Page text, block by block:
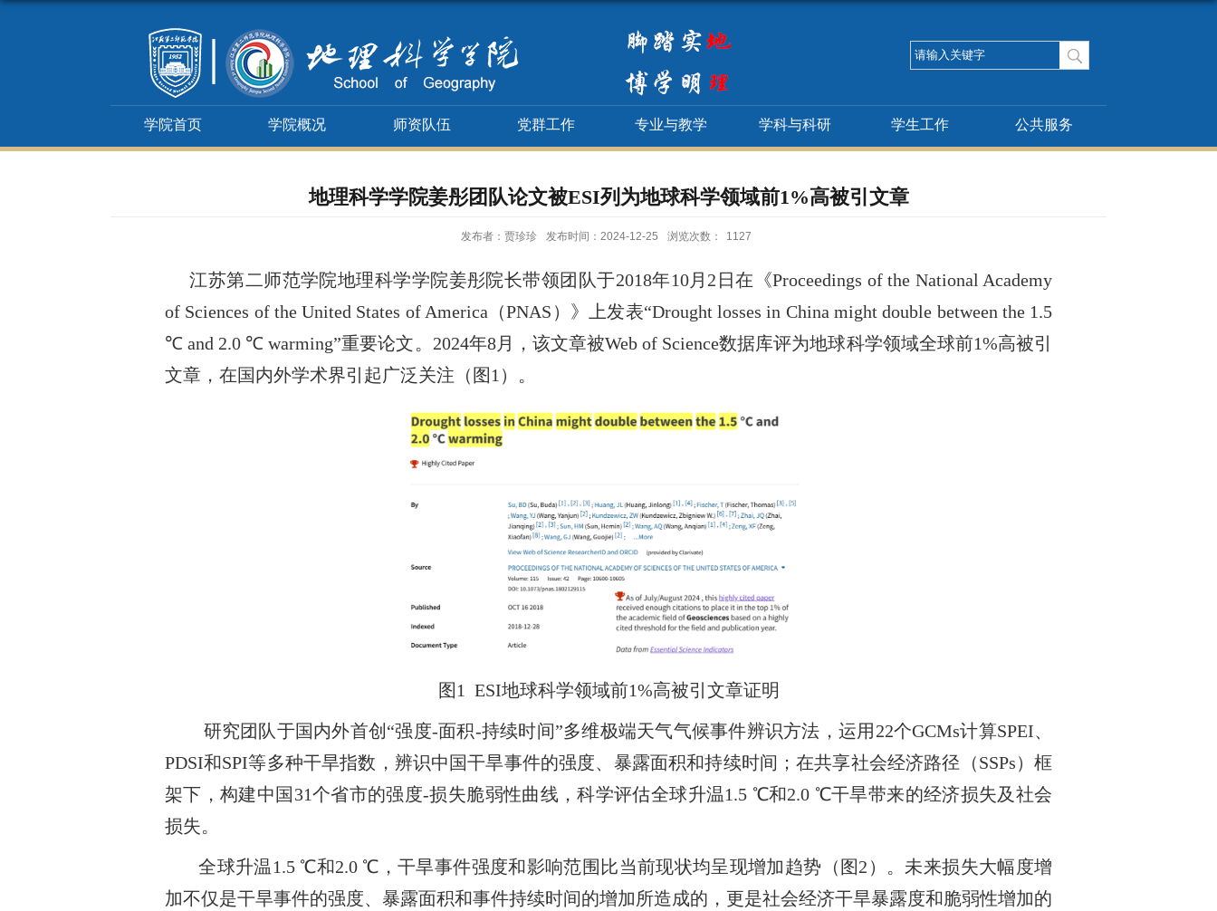
学院首页 学院概况 师资队伍 党群工作 专业与教学 学科与科研 学生工作 公共服务
地理科学学院姜彤团队论文被ESI列为地球科学领域前1%高被引文章
发布者：贾珍珍 发布时间：2024-12-25 浏览次数： 1127
江苏第二师范学院地理科学学院姜彤院长带领团队于2018年10月 2 日在 《Proceedings of the National Academy
of Sciences of the United States of America （PNAS ）》上发表“Drought losses in China might double between the 1.5
℃ and 2.0 ℃ warming”重要论文。 2024年8月，该文章被Web of Science数据库评为地球科学领域全球前1%高被引
文章，在国内外学术界引起广泛关注 （图1 ） 。
图1 ESI地球科学领域前1%高被引文章证明
研究团队于国内外首创 “强度-面积-持续时间”多维极端天气气候事件辨识方法，运用 22个GCMs计算SPEI、
PDSI和SPI等多种干旱指数，辨识中国干旱事件的强度、暴露面积和持续时间；在共享社会经济路径（SSPs）框
架下，构建中国 31个省市的强度-损失脆弱性曲线，科学评估全球升温1.5 ℃和2.0 ℃干旱带来的经济损失及社会
损失。
全球升温1.5 ℃和2.0 ℃ ，干旱事件强度和影响范围比当前现状均呈现增加趋势（图2 ）。未来损失大幅度增
加不仅是干旱事件的强度、暴露面积和事件持续时间的增加所造成的，更是社会经济干旱暴露度和脆弱性增加的